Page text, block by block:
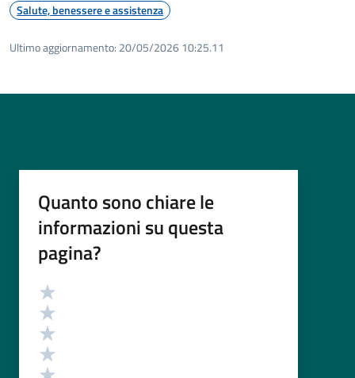
Salute, benessere e assistenza
Ultimo aggiornamento: 20/05/2026 10:25.11
Quanto sono chiare le
informazioni su questa
pagina?
Valutazione